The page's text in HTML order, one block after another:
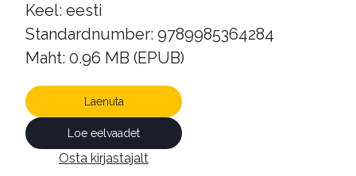
Keel: eesti
Standardnumber: 9789985364284
Maht: 0.96 MB (EPUB)
Laenuta
Loe eelvaadet
Osta kirjastajalt